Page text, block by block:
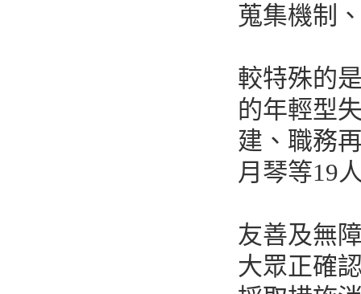
蒐集機制
較特殊的
的年輕型
建、職務
月琴等19
友善及無
大眾正確